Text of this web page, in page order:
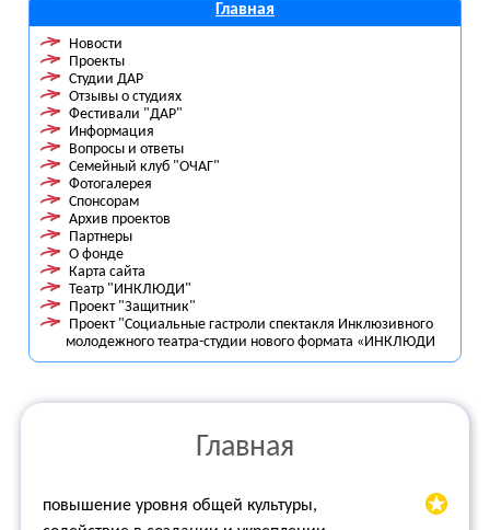
Главная
Новости
Проекты
Студии ДАР
Отзывы о студиях
Фестивали "ДАР"
Информация
Вопросы и ответы
Семейный клуб "ОЧАГ"
Фотогалерея
Спонсорам
Архив проектов
Партнеры
О фонде
Карта сайта
Театр "ИНКЛЮДИ"
Проект "Защитник"
Проект "Социальные гастроли спектакля Инклюзивного
молодежного театра-студии нового формата «ИНКЛЮДИ
Главная
повышение уровня общей культуры,